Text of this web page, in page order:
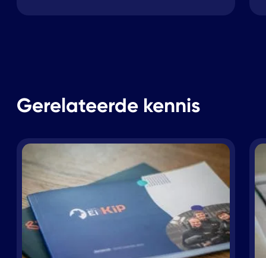
Gerelateerde kennis